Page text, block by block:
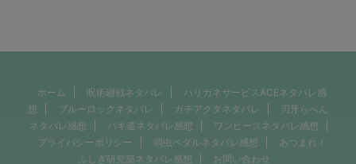
ホーム 呪術廻戦ネタバレ
ハリガネサービスACEネタバレ感
想
ブルーロックネタバレ ガチアクタネタバレ
刃牙らへん
ネタバレ感想
バキ道ネタバレ感想
ワンピースネタバレ感想
プライバシーポリシー
弱虫ペダルネタバレ感想
あつまれ！
ふしぎ研究部ネタバレ感想
お問い合わせ